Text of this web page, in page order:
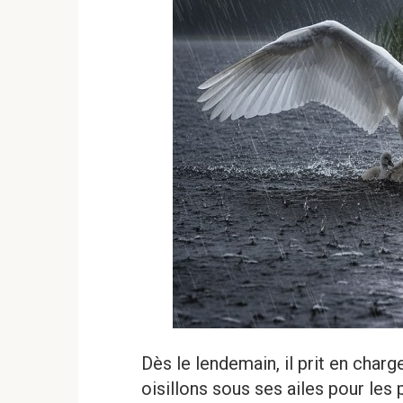
Dès le lendemain, il prit en
oisillons sous ses ailes pour les